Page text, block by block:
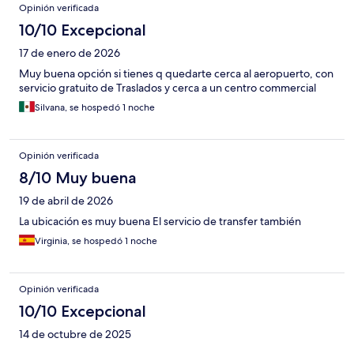
Opinión verificada
10/10 Excepcional
17 de enero de 2026
Muy buena opción si tienes q quedarte cerca al aeropuerto, con
servicio gratuito de Traslados y cerca a un centro commercial
Silvana, se hospedó 1 noche
Opinión verificada
8/10 Muy buena
19 de abril de 2026
La ubicación es muy buena El servicio de transfer también
Virginia, se hospedó 1 noche
Opinión verificada
10/10 Excepcional
14 de octubre de 2025